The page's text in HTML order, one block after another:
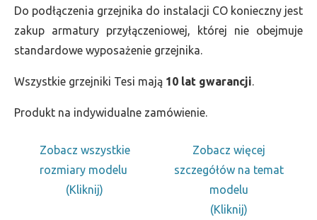
Do podłączenia grzejnika do instalacji CO konieczny jest
zakup armatury przyłączeniowej, której nie obejmuje
standardowe wyposażenie grzejnika.
Wszystkie grzejniki Tesi mają 10 lat gwarancji.
Produkt na indywidualne zamówienie.
Zobacz wszystkie
rozmiary modelu
(Kliknij)
Zobacz więcej
szczegółów na temat
modelu
(Kliknij)